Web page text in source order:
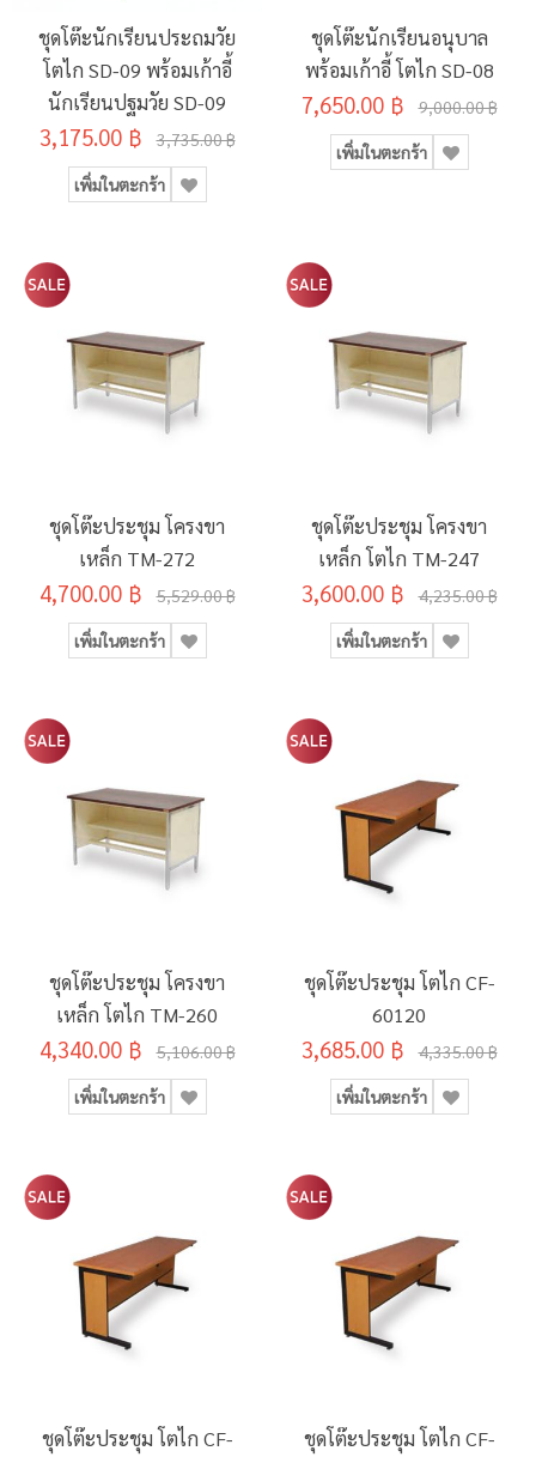
ชุดโต๊ะนักเรียนประถมวัย
โตไก SD-09 พร้อมเก้าอี้
นักเรียนปฐมวัย SD-09
3,175.00 ฿ 3,735.00 ฿
เพิ่มในตะกร้า
ชุดโต๊ะนักเรียนอนุบาล
พร้อมเก้าอี้ โตไก SD-08
7,650.00 ฿ 9,000.00 ฿
เพิ่มในตะกร้า
ชุดโต๊ะประชุม โครงขา
เหล็ก TM-272
4,700.00 ฿ 5,529.00 ฿
เพิ่มในตะกร้า
ชุดโต๊ะประชุม โครงขา
เหล็ก โตไก TM-247
3,600.00 ฿ 4,235.00 ฿
เพิ่มในตะกร้า
ชุดโต๊ะประชุม โครงขา
เหล็ก โตไก TM-260
4,340.00 ฿ 5,106.00 ฿
เพิ่มในตะกร้า
ชุดโต๊ะประชุม โตไก CF-
60120
3,685.00 ฿ 4,335.00 ฿
เพิ่มในตะกร้า
ชุดโต๊ะประชุม โตไก CF-
ชุดโต๊ะประชุม โตไก CF-